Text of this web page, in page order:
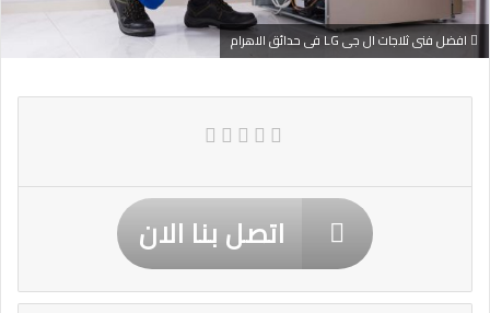
افضل فنى ثلاجات ال جى LG فى حدائق الاهرام
اتصل بنا الان